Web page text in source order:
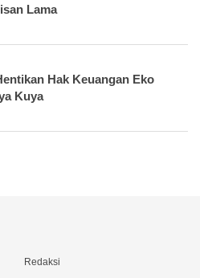
Lama
Hak Keuangan Eko
Kuya
Redaksi